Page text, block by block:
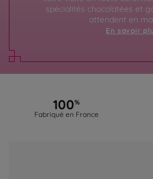
spécialités chocolatées et
attendent en
En savoir
100%
Fabriqué en France